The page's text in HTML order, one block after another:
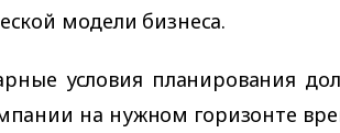
модели бизнеса.
условия планирования
на нужном горизонте